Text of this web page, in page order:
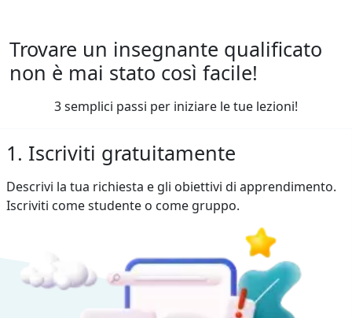
Trovare un insegnante qualificato
non è mai stato così facile!
3 semplici passi per iniziare le tue lezioni!
1. Iscriviti gratuitamente
Descrivi la tua richiesta e gli obiettivi di apprendimento.
Iscriviti come studente o come gruppo.